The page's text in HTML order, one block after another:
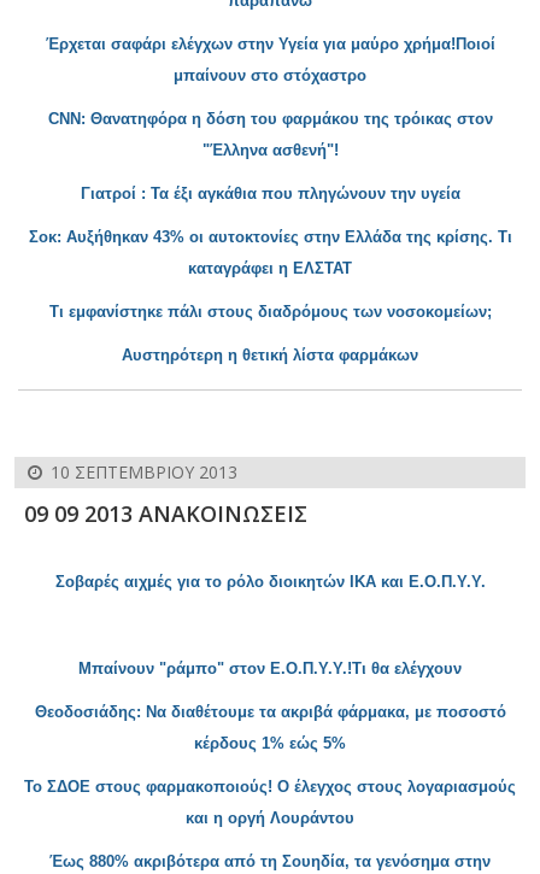
Έρχεται σαφάρι ελέγχων στην Υγεία για μαύρο χρήμα!Ποιοί
μπαίνουν στο στόχαστρο
CNN: Θανατηφόρα η δόση του φαρμάκου της τρόικας στον
"Έλληνα ασθενή"!
Γιατροί : Τα έξι αγκάθια που πληγώνουν την υγεία
Σοκ: Αυξήθηκαν 43% οι αυτοκτονίες στην Ελλάδα της κρίσης. Τι
καταγράφει η ΕΛΣΤΑΤ
Τι εμφανίστηκε πάλι στους διαδρόμους των νοσοκομείων;
Αυστηρότερη η θετική λίστα φαρμάκων
10 ΣΕΠΤΕΜΒΡΊΟΥ 2013
09 09 2013 ΑΝΑΚΟΙΝΩΣΕΙΣ
Σοβαρές αιχμές για το ρόλο διοικητών ΙΚΑ και Ε.Ο.Π.Υ.Υ.
Μπαίνουν "ράμπο" στον Ε.Ο.Π.Υ.Υ.!Τι θα ελέγχουν
Θεοδοσιάδης: Να διαθέτουμε τα ακριβά φάρμακα, με ποσοστό
κέρδους 1% εώς 5%
Το ΣΔΟΕ στους φαρμακοποιούς! Ο έλεγχος στους λογαριασμούς
και η οργή Λουράντου
Έως 880% ακριβότερα από τη Σουηδία, τα γενόσημα στην